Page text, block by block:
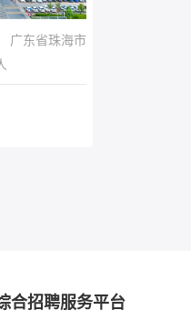
广东省珠海市
合招聘服务平台